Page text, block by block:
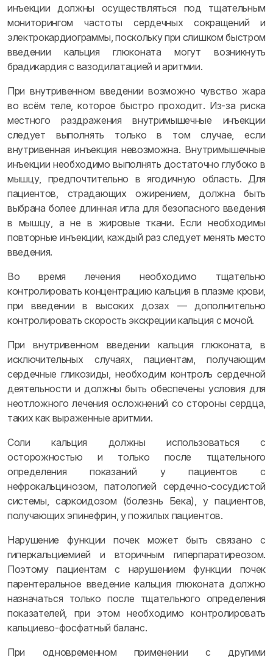
инъекции должны осуществляться под тщательным
мониторингом частоты сердечных сокращений и
электрокардиограммы, поскольку при слишком быстром
введении кальция глюконата могут возникнуть
брадикардия с вазодилатацией и аритмии.
При внутривенном введении возможно чувство жара
во всём теле, которое быстро проходит. Из-за риска
местного раздражения внутримышечные инъекции
следует выполнять только в том случае, если
внутривенная инъекция невозможна. Внутримышечные
инъекции необходимо выполнять достаточно глубоко в
мышцу, предпочтительно в ягодичную область. Для
пациентов, страдающих ожирением, должна быть
выбрана более длинная игла для безопасного введения
в мышцу, а не в жировые ткани. Если необходимы
повторные инъекции, каждый раз следует менять место
введения.
Во время лечения необходимо тщательно
контролировать концентрацию кальция в плазме крови,
при введении в высоких дозах — дополнительно
контролировать скорость экскреции кальция с мочой.
При внутривенном введении кальция глюконата, в
исключительных случаях, пациентам, получающим
сердечные гликозиды, необходим контроль сердечной
деятельности и должны быть обеспечены условия для
неотложного лечения осложнений со стороны сердца,
таких как выраженные аритмии.
Соли кальция должны использоваться с
осторожностью и только после тщательного
определения показаний у пациентов с
нефрокальцинозом, патологией сердечно-сосудистой
системы, саркоидозом (болезнь Бека), у пациентов,
получающих эпинефрин, у пожилых пациентов.
Нарушение функции почек может быть связано с
гиперкальциемией и вторичным гиперпаратиреозом.
Поэтому пациентам с нарушением функции почек
парентеральное введение кальция глюконата должно
назначаться только после тщательного определения
показателей, при этом необходимо контролировать
кальциево-фосфатный баланс.
При одновременном применении с другими